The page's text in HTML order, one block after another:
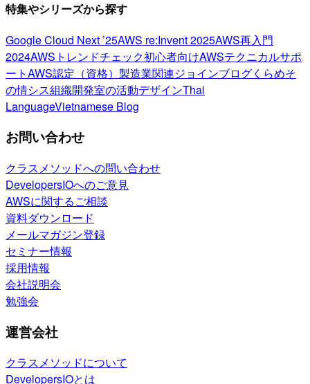
特集やシリーズから探す
Google Cloud Next ’25AWS re:Invent 2025AWS再入門
2024AWSトレンドチェック初心者向けAWSテクニカルサポ
ートAWS認定（資格） 製造業関連ジョインブログくらめそ
の情シス組織開発室の活動デザインThai
LanguageVietnamese Blog
お問い合わせ
クラスメソッドへの問い合わせ
DevelopersIOへのご意見
AWSに関するご相談
資料ダウンロード
メールマガジン登録
セミナー情報
採用情報
会社説明会
勉強会
運営会社
クラスメソッドについて
DevelopersIOとは